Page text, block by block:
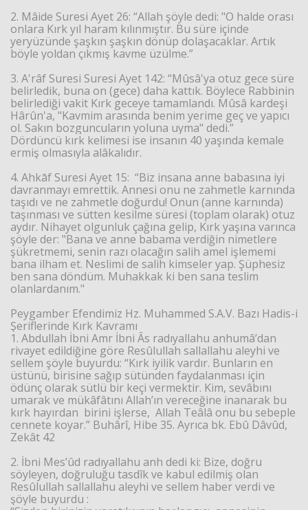
2. Mâide Suresi Ayet 26: “Allah şöyle dedi: "O halde orası
onlara Kırk yıl haram kılınmıştır. Bu süre içinde
yeryüzünde şaşkın şaşkın dönüp dolaşacaklar. Artık
böyle yoldan çıkmış kavme üzülme.”
3. A'râf Suresi Suresi Ayet 142: “Mûsâ'ya otuz gece süre
belirledik, buna on (gece) daha kattık. Böylece Rabbinin
belirlediği vakit Kırk geceye tamamlandı. Mûsâ kardeşi
Hârûn'a, "Kavmim arasında benim yerime geç ve yapıcı
ol. Sakın bozguncuların yoluna uyma" dedi.”
Dördüncü kırk kelimesi ise insanın 40 yaşında kemale
ermiş olmasıyla alâkalıdır.
4. Ahkāf Suresi Ayet 15: “Biz insana anne babasına iyi
davranmayı emrettik. Annesi onu ne zahmetle karnında
taşıdı ve ne zahmetle doğurdu! Onun (anne karnında)
taşınması ve sütten kesilme süresi (toplam olarak) otuz
aydır. Nihayet olgunluk çağına gelip, Kırk yaşına varınca
şöyle der: "Bana ve anne babama verdiğin nimetlere
şükretmemi, senin razı olacağın salih amel işlememi
bana ilham et. Neslimi de salih kimseler yap. Şüphesiz
ben sana döndüm. Muhakkak ki ben sana teslim
olanlardanım."
Peygamber Efendimiz Hz. Muhammed S.A.V. Bazı Hadis-i
Şeriflerinde Kırk Kavramı
1. Abdullah İbni Amr İbni Âs radıyallahu anhumâ’dan
rivayet edildiğine göre Resûlullah sallallahu aleyhi ve
sellem şöyle buyurdu: “Kırk iyilik vardır. Bunların en
üstünü, birisine sağıp sütünden faydalanması için
ödünç olarak sütlü bir keçi vermektir. Kim, sevâbını
umarak ve mükâfâtını Allah’ın vereceğine inanarak bu
kırk hayırdan birini işlerse, Allah Teâlâ onu bu sebeple
cennete koyar.” Buhârî, Hibe 35. Ayrıca bk. Ebû Dâvûd,
Zekât 42
2. İbni Mes’ûd radıyallahu anh dedi ki: Bize, doğru
söyleyen, doğruluğu tasdîk ve kabul edilmiş olan
Resûlullah sallallahu aleyhi ve sellem haber verdi ve
şöyle buyurdu :